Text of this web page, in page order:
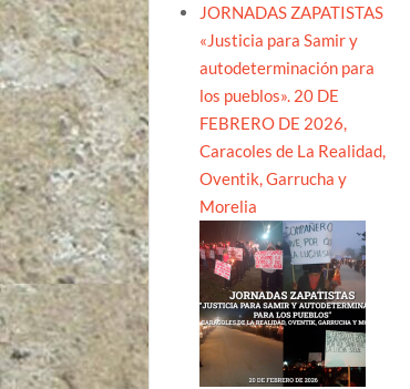
JORNADAS ZAPATISTAS
«Justicia para Samir y
autodeterminación para
los pueblos». 20 DE
FEBRERO DE 2026,
Caracoles de La Realidad,
Oventik, Garrucha y
Morelia